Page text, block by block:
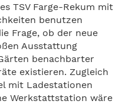
TSV Farge-Rekum mit
benutzen
Frage, ob der neue
Ausstattung
benachbarter
existieren. Zugleich
mit Ladestationen
Werkstattstation wäre